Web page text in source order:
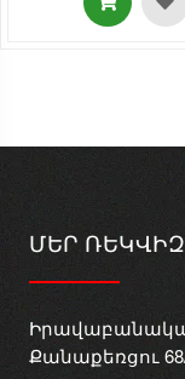
ՄԵՐ
Քանաքեռցու